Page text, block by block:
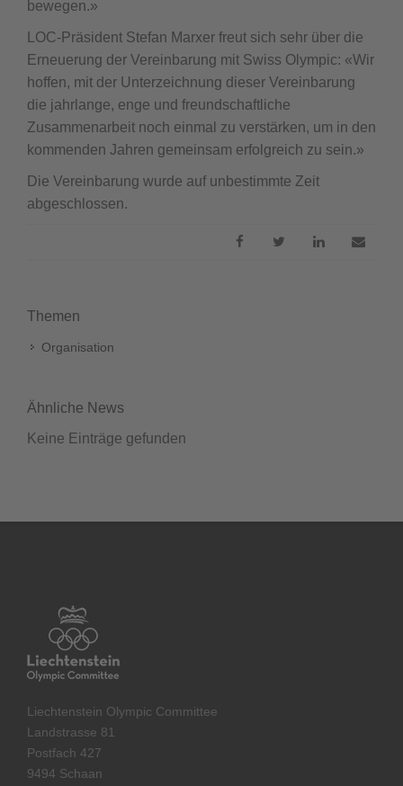
bewegen.»
LOC-Präsident Stefan Marxer freut sich sehr über die
Erneuerung der Vereinbarung mit Swiss Olympic: «Wir
hoffen, mit der Unterzeichnung dieser Vereinbarung
die jahrlange, enge und freundschaftliche
Zusammenarbeit noch einmal zu verstärken, um in den
kommenden Jahren gemeinsam erfolgreich zu sein.»
Die Vereinbarung wurde auf unbestimmte Zeit
abgeschlossen.
Themen
Organisation
Ähnliche News
Keine Einträge gefunden
Liechtenstein Olympic Committee
Landstrasse 81
Postfach 427
9494 Schaan